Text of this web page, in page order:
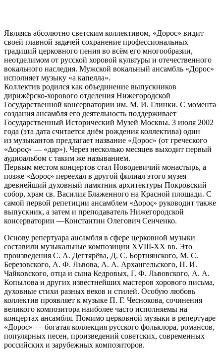
Являясь абсолютно светским коллективом, «Дорос» видит
своей главной задачей сохранение профессиональных
традиций церковного пения во всём его многообразии,
неотделимом от русской хоровой культуры и отечественного
вокального наследия. Мужской вокальный ансамбль «Дорос»
исполняет музыку «a капелла».
Коллектив родился как объединение выпускников
дирижёрско-хорового отделения Нижегородской
Государственной консерватории им. М. И. Глинки. С момента
создания ансамбля его деятельность поддерживает
Государственный Исторический Музей Москвы. 3 июля 2002
года (эта дата считается днём рождения коллектива) один
из музыкантов предлагает название «Дорос» (от греческого
«Δορος» — «дар»). Через несколько месяцев выходит первый
аудиоальбом с таким же называнием.
Первым местом концертов стал Новодевичий монастырь, а
позже «Δορος» переехал в другой филиал этого музея —
древнейший духовный памятник архитектуры Покровский
собор, храм св. Василия Блаженного на Красной площади. С
самой первой репетиции ансамблем «Δορος» руководит также
выпускник, а затем и преподаватель Нижегородской
консерватории —Константин Олегович Сенченко.
Основу репертуара ансамбля в сфере церковной музыки
составили музыкальные композиции XVIII-XX вв. Это
произведения С. А. Дегтярёва, Д. С. Бортнянского, М. С.
Березовского, А. Ф. Львова, А. А. Архангельского, П. И.
Чайковского, отца и сына Кедровых, Г. Ф. Львовского, А. А.
Копылова и других известнейших мастеров хорового письма,
духовные стихи разных веков и стилей. Особую любовь
коллектив проявляет к музыке П. Г. Чеснокова, сочинения
великого композитора наиболее часто исполняемы на
концертах ансамбля. Помимо церковной музыки в репертуаре
«Дорос» — богатая коллекция русского фольклора, романсов,
популярных песен, произведений советских, современных
российских и зарубежных композиторов.